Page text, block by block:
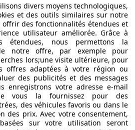
recherche
divers moyens technologiques,
et des outils similaires sur notre
offrir des fonctionnalités étendues et
utilisateur améliorée. Grâce à
étendues, nous permettons la
notre offre, par exemple pour
lors;une visite ultérieure, pour
offres adaptées à votre région ou
des publicités et des messages
enregistrons votre adresse e-mail
vous la fournissez pour des
des véhicules favoris ou dans le
des prix. Avec votre consentement,
sur votre utilisation seront